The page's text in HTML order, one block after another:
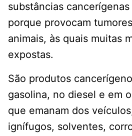
substâncias
porque provocam
animais, às quais muitas
expostas.
São produtos
gasolina, no diesel e em
que emanam dos
ignífugos, solventes,